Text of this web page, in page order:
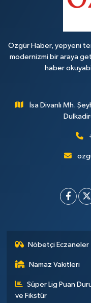
Özgür Haber, yepyeni
modernizmi bir araya
haber
İsa Divanlı Mh.
Nöbetçi Eczaneler
Namaz Vakitleri
Süper Lig Puan
ve Fikstür